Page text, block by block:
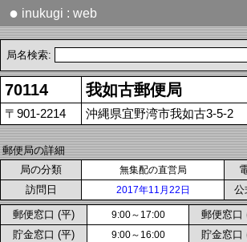
● inukugi : web
局名検索:
70114 我如古郵便局
〒901-2214 沖縄県宜野湾市我如古3-5-2
郵便局の詳細
局の分類
無集配の直営局
訪問日 2017年11月22日 公
郵便窓口 (平) 9:00～17:00 郵便窓口
貯金窓口 (平) 9:00～16:00 貯金窓口